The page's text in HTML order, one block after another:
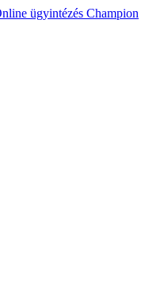
ügyintézés Champion